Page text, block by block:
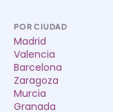
POR CIUDAD
Madrid
Valencia
Barcelona
Zaragoza
Murcia
Granada